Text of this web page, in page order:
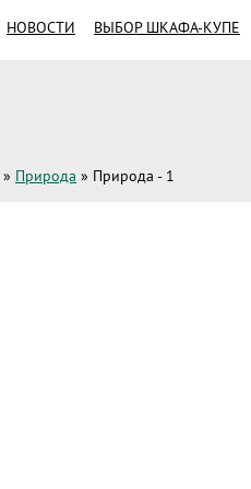
НОВОСТИ ВЫБОР ШКАФА-КУПЕ
» Природа » Природа - 1